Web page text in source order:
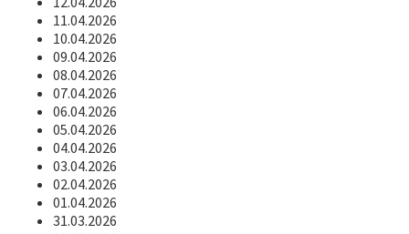
11.04.2026
10.04.2026
09.04.2026
08.04.2026
07.04.2026
06.04.2026
05.04.2026
04.04.2026
03.04.2026
02.04.2026
01.04.2026
31.03.2026